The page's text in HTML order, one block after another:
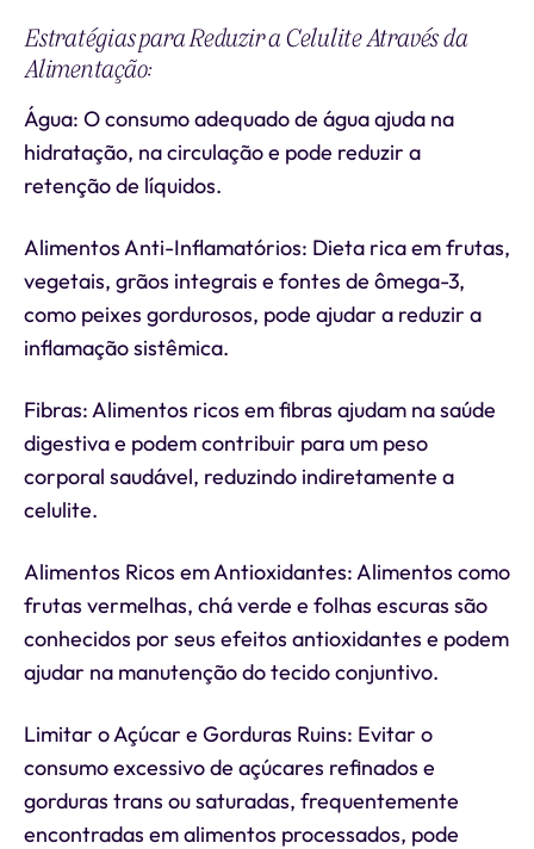
Estratégias para Reduzir a Celulite Através da
Alimentação:
Água: O consumo adequado de água ajuda na
hidratação, na circulação e pode reduzir a
retenção de líquidos.
Alimentos Anti-Inflamatórios: Dieta rica em frutas,
vegetais, grãos integrais e fontes de ômega-3,
como peixes gordurosos, pode ajudar a reduzir a
inflamação sistêmica.
Fibras: Alimentos ricos em fibras ajudam na saúde
digestiva e podem contribuir para um peso
corporal saudável, reduzindo indiretamente a
celulite.
Alimentos Ricos em Antioxidantes: Alimentos como
frutas vermelhas, chá verde e folhas escuras são
conhecidos por seus efeitos antioxidantes e podem
ajudar na manutenção do tecido conjuntivo.
Limitar o Açúcar e Gorduras Ruins: Evitar o
consumo excessivo de açúcares refinados e
gorduras trans ou saturadas, frequentemente
encontradas em alimentos processados, pode